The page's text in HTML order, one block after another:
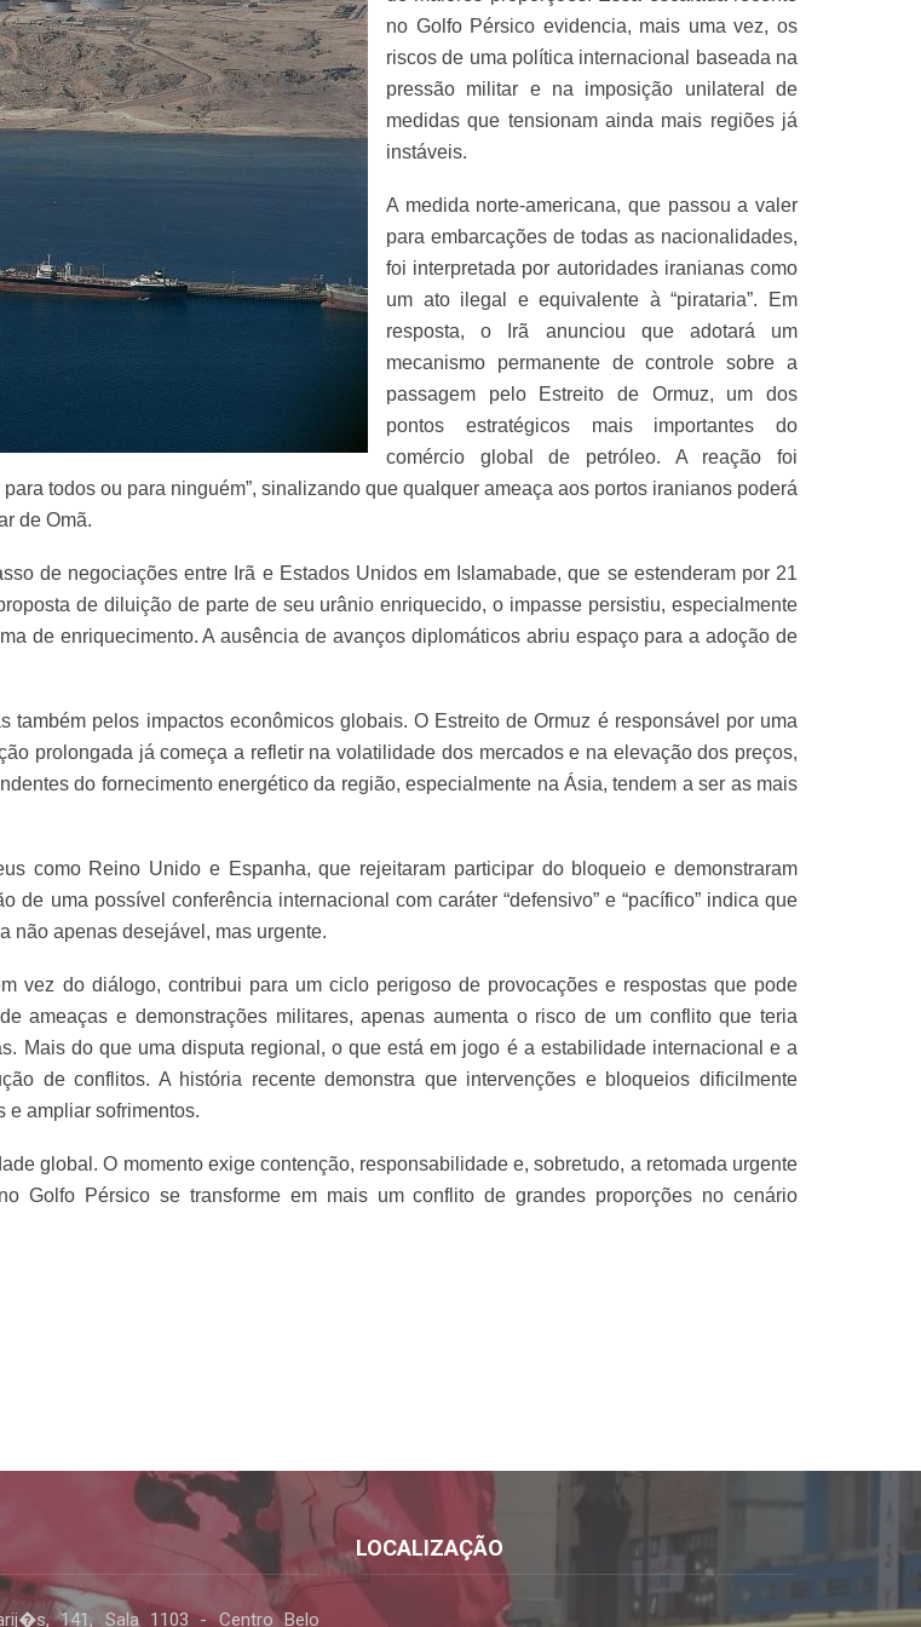
no Golfo Pérsico evidencia, mais uma vez, os
riscos de uma política internacional baseada na
pressão militar e na imposição unilateral de
medidas que tensionam ainda mais regiões já
instáveis.
A medida norte-americana, que passou a valer
para embarcações de todas as nacionalidades,
foi interpretada por autoridades iranianas como
um ato ilegal e equivalente à “pirataria”. Em
resposta, o Irã anunciou que adotará um
mecanismo permanente de controle sobre a
passagem pelo Estreito de Ormuz, um dos
pontos estratégicos mais importantes do
comércio global de petróleo. A reação foi
todos ou para ninguém”, sinalizando que qualquer ameaça aos portos iranianos poderá
de Omã.
de negociações entre Irã e Estados Unidos em Islamabade, que se estenderam por 21
de diluição de parte de seu urânio enriquecido, o impasse persistiu, especialmente
de enriquecimento. A ausência de avanços diplomáticos abriu espaço para a adoção de
pelos impactos econômicos globais. O Estreito de Ormuz é responsável por uma
prolongada já começa a refletir na volatilidade dos mercados e na elevação dos preços,
do fornecimento energético da região, especialmente na Ásia, tendem a ser as mais
como Reino Unido e Espanha, que rejeitaram participar do bloqueio e demonstraram
uma possível conferência internacional com caráter “defensivo” e “pacífico” indica que
não apenas desejável, mas urgente.
vez do diálogo, contribui para um ciclo perigoso de provocações e respostas que pode
ameaças e demonstrações militares, apenas aumenta o risco de um conflito que teria
Mais do que uma disputa regional, o que está em jogo é a estabilidade internacional e a
de conflitos. A história recente demonstra que intervenções e bloqueios dificilmente
e ampliar sofrimentos.
global. O momento exige contenção, responsabilidade e, sobretudo, a retomada urgente
Golfo Pérsico se transforme em mais um conflito de grandes proporções no cenário
141, Sala 1103 - Centro Belo
LOCALIZAÇÃO